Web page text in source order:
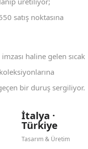
satış noktasına
haline gelen sıcak
bir duruş sergiliyor.
İtalya ·
Türkiye
Tasarım & Üretim